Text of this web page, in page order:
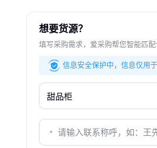
想要货源？
填写采购需求，爱采购帮您智能匹
信息安全保护中，信息仅用